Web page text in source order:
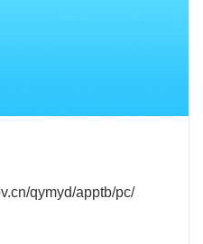
qymyd/apptb/pc/